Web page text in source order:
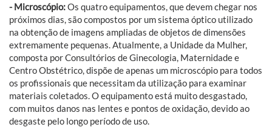
- Microscópio:Os quatro equipamentos, que devem chegar nos
próximos dias, são compostos por um sistema óptico utilizado
na obtenção de imagens ampliadas de objetos de dimensões
extremamente pequenas. Atualmente, a Unidade da Mulher,
composta por Consultórios de Ginecologia, Maternidade e
Centro Obstétrico, dispõe de apenas um microscópio para todos
os profissionais que necessitam da utilização para examinar
materiais coletados. O equipamento está muito desgastado,
com muitos danos nas lentes e pontos de oxidação, devido ao
desgaste pelo longo período de uso.